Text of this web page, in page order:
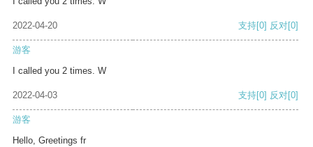
2022-04-20 支持[0] 反对[0]
游客
I called you 2 times. W
2022-04-03 支持[0] 反对[0]
游客
Hello, Greetings fr